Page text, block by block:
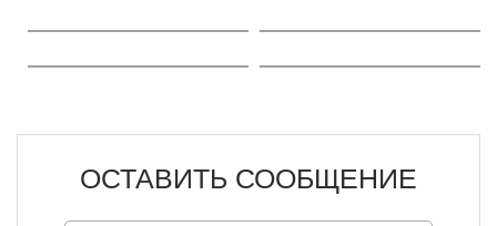
ОСТАВИТЬ СООБЩЕНИЕ